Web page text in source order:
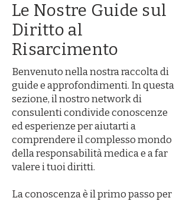
Le Nostre Guide sul
Diritto al
Risarcimento
Benvenuto nella nostra raccolta di
guide e approfondimenti. In questa
sezione, il nostro network di
consulenti condivide conoscenze
ed esperienze per aiutarti a
comprendere il complesso mondo
della responsabilità medica e a far
valere i tuoi diritti.
La conoscenza è il primo passo per